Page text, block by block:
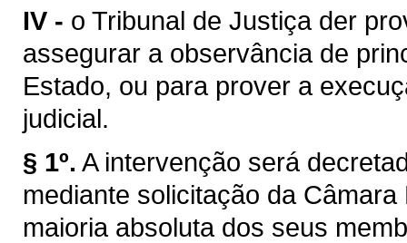
IV - o Tribunal de Justiça der
assegurar a observância de
Estado, ou para prover a
judicial.
§ 1º. A intervenção será
mediante solicitação da
maioria absoluta dos seus